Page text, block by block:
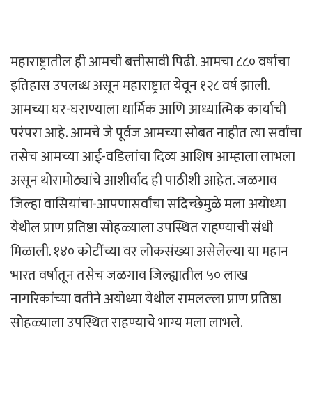
महाराष्ट्रातील ही आमची बत्तीसावी पिढी. आमचा ८८० वर्षांचा
इतिहास उपलब्ध असून महाराष्ट्रात येवून १२८ वर्ष झाली.
आमच्या घर-घराण्याला धार्मिक आणि आध्यात्मिक कार्याची
परंपरा आहे. आमचे जे पूर्वज आमच्या सोबत नाहीत त्या सर्वांचा
तसेच आमच्या आई-वडिलांचा दिव्य आशिष आम्हाला लाभला
असून थोरामोठ्यांचे आशीर्वाद ही पाठीशी आहेत. जळगाव
जिल्हा वासियांचा-आपणासर्वांचा सदिच्छेमुळे मला अयोध्या
येथील प्राण प्रतिष्ठा सोहळ्याला उपस्थित राहण्याची संधी
मिळाली. १४० कोटींच्या वर लोकसंख्या असेलेल्या या महान
भारत वर्षातून तसेच जळगाव जिल्ह्यातील ५० लाख
नागरिकांच्या वतीने अयोध्या येथील रामलल्ला प्राण प्रतिष्ठा
सोहळ्याला उपस्थित राहण्याचे भाग्य मला लाभले.